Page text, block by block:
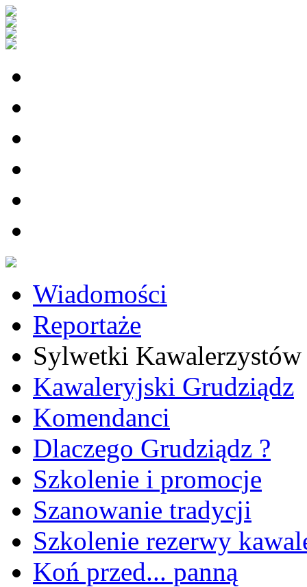
Wiadomości
Reportaże
Sylwetki Kawalerzystów
Kawaleryjski Grudziądz
Komendanci
Dlaczego Grudziądz ?
Szkolenie i promocje
Szanowanie tradycji
Szkolenie rezerwy
Koń przed... panną